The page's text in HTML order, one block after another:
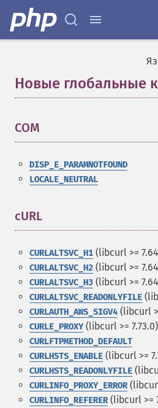
Новые глобальные
COM
DISP_E_PARAMNOTFOUND
LOCALE_NEUTRAL
cURL
CURLALTSVC_H1 (libcurl >=
CURLALTSVC_H2 (libcurl >=
CURLALTSVC_H3 (libcurl >=
CURLALTSVC_READONLYFILE
CURLAUTH_AWS_SIGV4 (libcurl
CURLE_PROXY(libcurl >= 7.73.0)
CURLFTPMETHOD_DEFAULT
CURLHSTS_ENABLE (libcurl >=
CURLHSTS_READONLYFILE
CURLINFO_PROXY_ERROR
CURLINFO_REFERER(libcurl >=